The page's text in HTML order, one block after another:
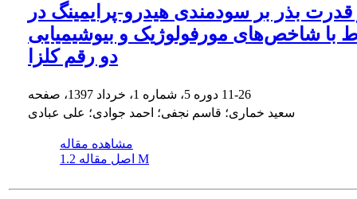
قدرت بذر بر سودمندی هیدرو-پرایمینگ در
با شاخص‌های مورفولوژیک و بیوشیمیایی
دو رقم کلزا
11-26
سعید خماری؛ قاسم نجفی؛ احمد جوادی؛ علی عبادی
مشاهده مقاله
اصل مقاله 1.2 M